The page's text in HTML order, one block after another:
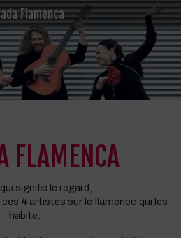
Flamenca
FLAMENCA
signifie le regard,
4 artistes sur le flamenco qui les
habite.